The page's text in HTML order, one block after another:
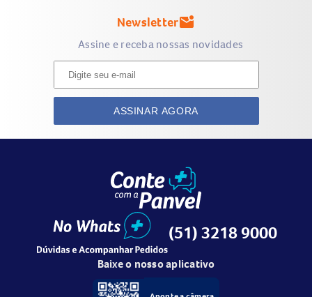
Newslettermark_email_unread
Assine e receba nossas novidades
ASSINAR AGORA
(51) 3218 9000
Baixe o nosso aplicativo